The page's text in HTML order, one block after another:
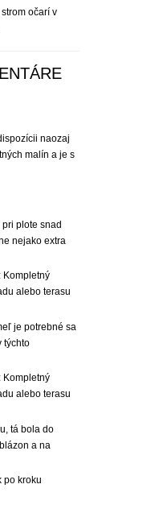
očarí v
naozaj
malín a je s
plote snad
nejako extra
Kompletný
alebo terasu
je potrebné sa
týchto
Kompletný
alebo terasu
tá bola do
a na
po kroku